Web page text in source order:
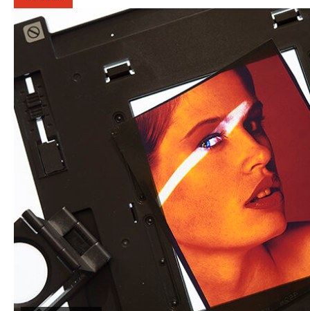
PetrSalek.com
https://kuula.co/profile/PetrSalek/collections